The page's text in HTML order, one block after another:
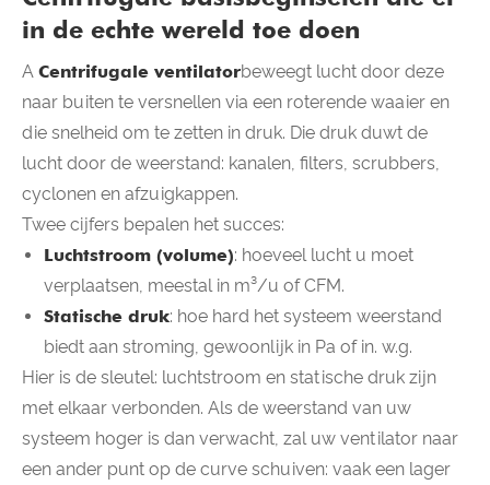
in de echte wereld toe doen
A Centrifugale ventilatorbeweegt lucht door deze
naar buiten te versnellen via een roterende waaier en
die snelheid om te zetten in druk. Die druk duwt de
lucht door de weerstand: kanalen, filters, scrubbers,
cyclonen en afzuigkappen.
Twee cijfers bepalen het succes:
Luchtstroom (volume): hoeveel lucht u moet
verplaatsen, meestal in m³/u of CFM.
Statische druk: hoe hard het systeem weerstand
biedt aan stroming, gewoonlijk in Pa of in. w.g.
Hier is de sleutel: luchtstroom en statische druk zijn
met elkaar verbonden. Als de weerstand van uw
systeem hoger is dan verwacht, zal uw ventilator naar
een ander punt op de curve schuiven: vaak een lager